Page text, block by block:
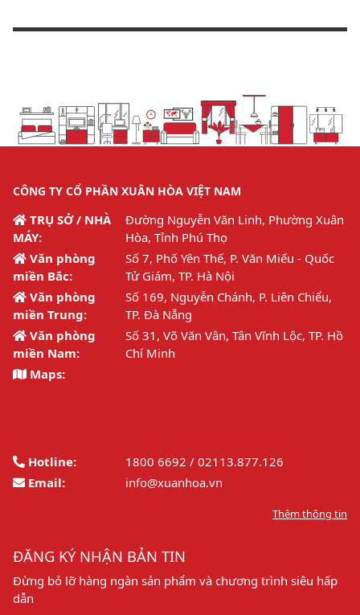
CÔNG TY CỔ PHẦN XUÂN HÒA VIỆT NAM
TRỤ SỞ / NHÀ
MÁY:
Đường Nguyễn Văn Linh, Phường Xuân
Hòa, Tỉnh Phú Thọ
Văn phòng
miền Bắc:
Số 7, Phố Yên Thế, P. Văn Miếu - Quốc
Tử Giám, TP. Hà Nội
Văn phòng
miền Trung:
Số 169, Nguyễn Chánh, P. Liên Chiểu,
TP. Đà Nẵng
Văn phòng
miền Nam:
Số 31, Võ Văn Vân, Tân Vĩnh Lộc, TP. Hồ
Chí Minh
Maps:
Hotline:
1800 6692 / 02113.877.126
Email:
info@xuanhoa.vn
Thêm thông tin
ĐĂNG KÝ NHẬN BẢN TIN
Đừng bỏ lỡ hàng ngàn sản phẩm và chương trình siêu hấp
dẫn